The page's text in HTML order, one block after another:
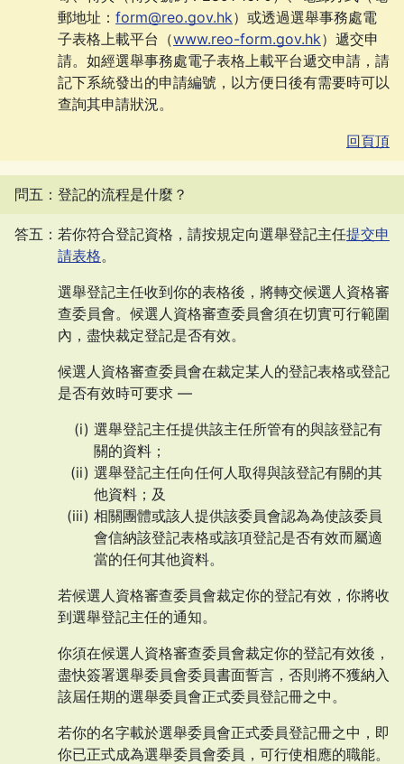
郵地址： form@reo.gov.hk）或透過選舉事務處電
子表格上載平台（www.reo-form.gov.hk）遞交申
請。如經選舉事務處電子表格上載平台遞交申請，請
記下系統發出的申請編號，以方便日後有需要時可以
查詢其申請狀況。
回頁頂
問五：登記的流程是什麼？
答五：若你符合登記資格，請按規定向選舉登記主任提交申
請表格。
選舉登記主任收到你的表格後，將轉交候選人資格審
查委員會。候選人資格審查委員會須在切實可行範圍
內，盡快裁定登記是否有效。
候選人資格審查委員會在裁定某人的登記表格或登記
是否有效時可要求 —
選舉登記主任提供該主任所管有的與該登記有
關的資料；
選舉登記主任向任何人取得與該登記有關的其
他資料；及
相關團體或該人提供該委員會認為為使該委員
會信納該登記表格或該項登記是否有效而屬適
當的任何其他資料。
若候選人資格審查委員會裁定你的登記有效，你將收
到選舉登記主任的通知。
你須在候選人資格審查委員會裁定你的登記有效後，
盡快簽署選舉委員會委員書面誓言，否則將不獲納入
該屆任期的選舉委員會正式委員登記冊之中。
若你的名字載於選舉委員會正式委員登記冊之中，即
你已正式成為選舉委員會委員，可行使相應的職能。